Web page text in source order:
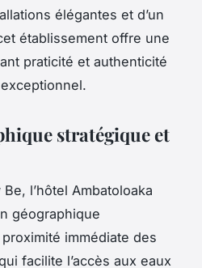
élégantes et d’un
établissement offre une
praticité et authenticité
stratégique et
l’hôtel Ambatoloaka
géographique
immédiate des
facilite l’accès aux eaux